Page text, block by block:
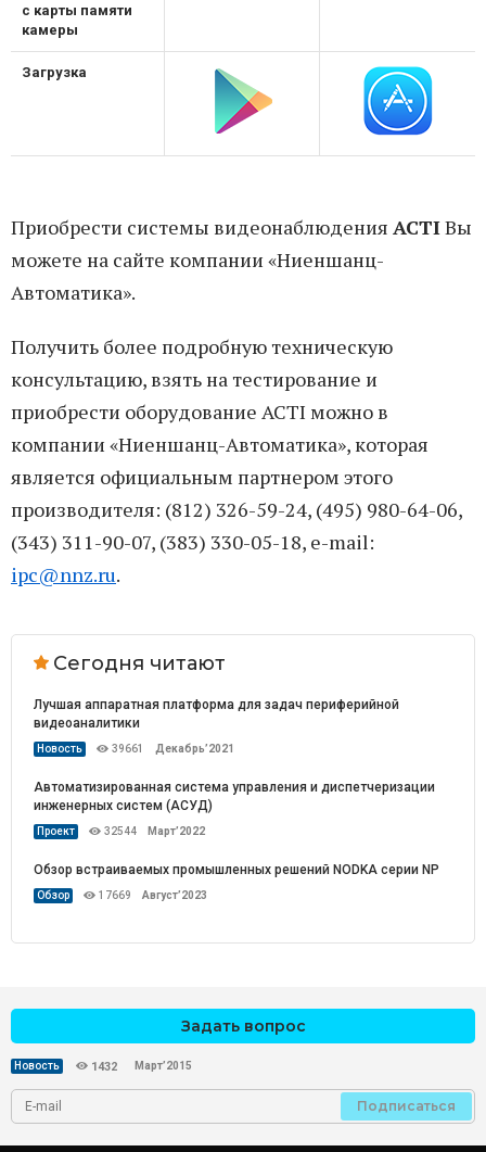
с карты памяти
камеры
Загрузка
Приобрести системы видеонаблюдения ACTIВы
можете на сайте компании «Ниеншанц-
Автоматика».
Получить более подробную техническую
консультацию, взять на тестирование и
приобрести оборудование ACTI можно в
компании «Ниеншанц-Автоматика», которая
является официальным партнером этого
производителя: (812) 326-59-24, (495) 980-64-06,
(343) 311-90-07, (383) 330-05-18, e-mail:
ipc@nnz.ru.
Сегодня читают
Лучшая аппаратная платформа для задач периферийной
видеоаналитики
Новость 39661 Декабрь’2021
Автоматизированная система управления и диспетчеризации
инженерных систем (АСУД)
Проект 32544 Март’2022
Обзор встраиваемых промышленных решений NODKA серии NP
Обзор 17669 Август’2023
Задать вопрос
Новость 1432 Март’2015
Подписаться